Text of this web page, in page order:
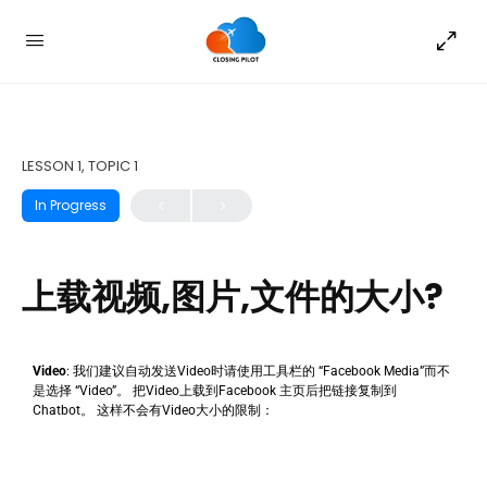
LESSON 1, TOPIC 1
In Progress
上载视频,图片,文件的大小?
Video: 我们建议自动发送Video时请使用工具栏的 “Facebook Media”而不
是选择 “Video”。 把Video上载到Facebook 主页后把链接复制到
Chatbot。 这样不会有Video大小的限制：